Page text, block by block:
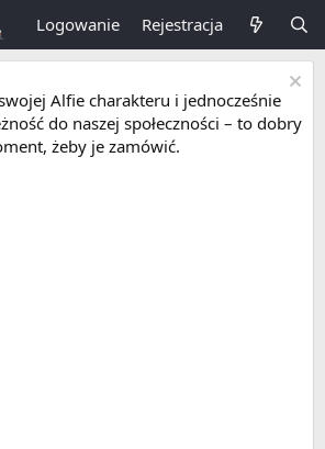
Logowanie Rejestracja
Alfie charakteru i jednocześnie
do naszej społeczności – to dobry
żeby je zamówić.